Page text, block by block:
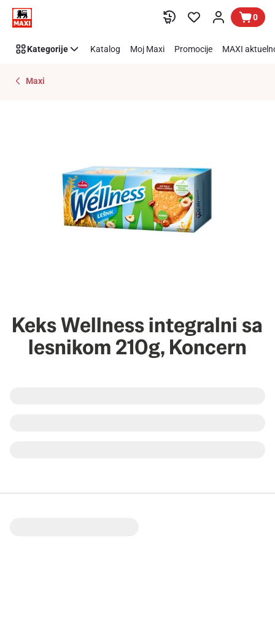
Preskoči link 0
Kategorije Katalog Moj Maxi Promocije MAXI
Maxi
Keks Wellness integralni sa
lesnikom 210g, Koncern